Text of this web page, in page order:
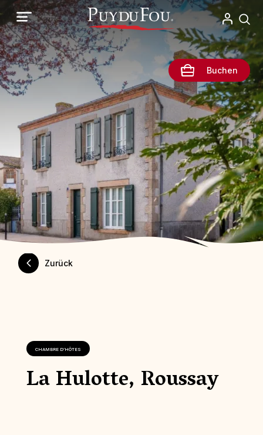
Direkt
zum
Inhalt
Buchen
Zurück
CHAMBRE D’HÔTES
La Hulotte, Roussay